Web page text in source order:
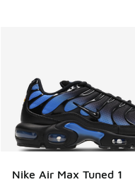
Nike Air Max Tuned 1